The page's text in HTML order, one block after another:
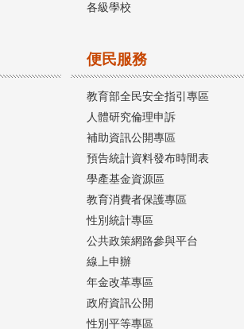
各級學校
便民服務
教育部全民安全指引專區
人體研究倫理申訴
補助資訊公開專區
預告統計資料發布時間表
學產基金資源區
教育消費者保護專區
性別統計專區
公共政策網路參與平台
線上申辦
年金改革專區
政府資訊公開
性別平等專區